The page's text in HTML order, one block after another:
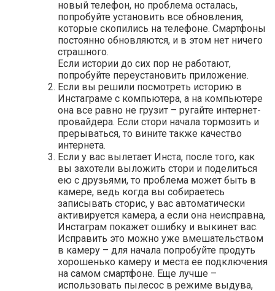
новый телефон, но проблема осталась,
попробуйте установить все обновления,
которые скопились на телефоне. Смартфоны
постоянно обновляются, и в этом нет ничего
страшного.
Если истории до сих пор не работают,
попробуйте переустановить приложение.
Если вы решили посмотреть историю в
Инстаграме с компьютера, а на компьютере
она все равно не грузит – ругайте интернет-
провайдера. Если стори начала тормозить и
прерываться, то вините также качество
интернета.
Если у вас вылетает Инста, после того, как
вы захотели выложить стори и поделиться
ею с друзьями, то проблема может быть в
камере, ведь когда вы собираетесь
записывать сторис, у вас автоматически
активируется камера, а если она неисправна,
Инстаграм покажет ошибку и выкинет вас.
Исправить это можно уже вмешательством
в камеру – для начала попробуйте продуть
хорошенько камеру и места ее подключения
на самом смартфоне. Еще лучше –
использовать пылесос в режиме выдува,